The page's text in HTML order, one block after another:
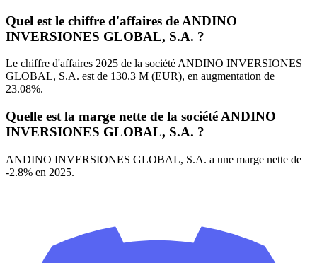
Quel est le chiffre d'affaires de ANDINO
INVERSIONES GLOBAL, S.A. ?
Le chiffre d'affaires 2025 de la société ANDINO INVERSIONES
GLOBAL, S.A. est de 130.3 M (EUR), en augmentation de
23.08%.
Quelle est la marge nette de la société ANDINO
INVERSIONES GLOBAL, S.A. ?
ANDINO INVERSIONES GLOBAL, S.A. a une marge nette de
-2.8% en 2025.